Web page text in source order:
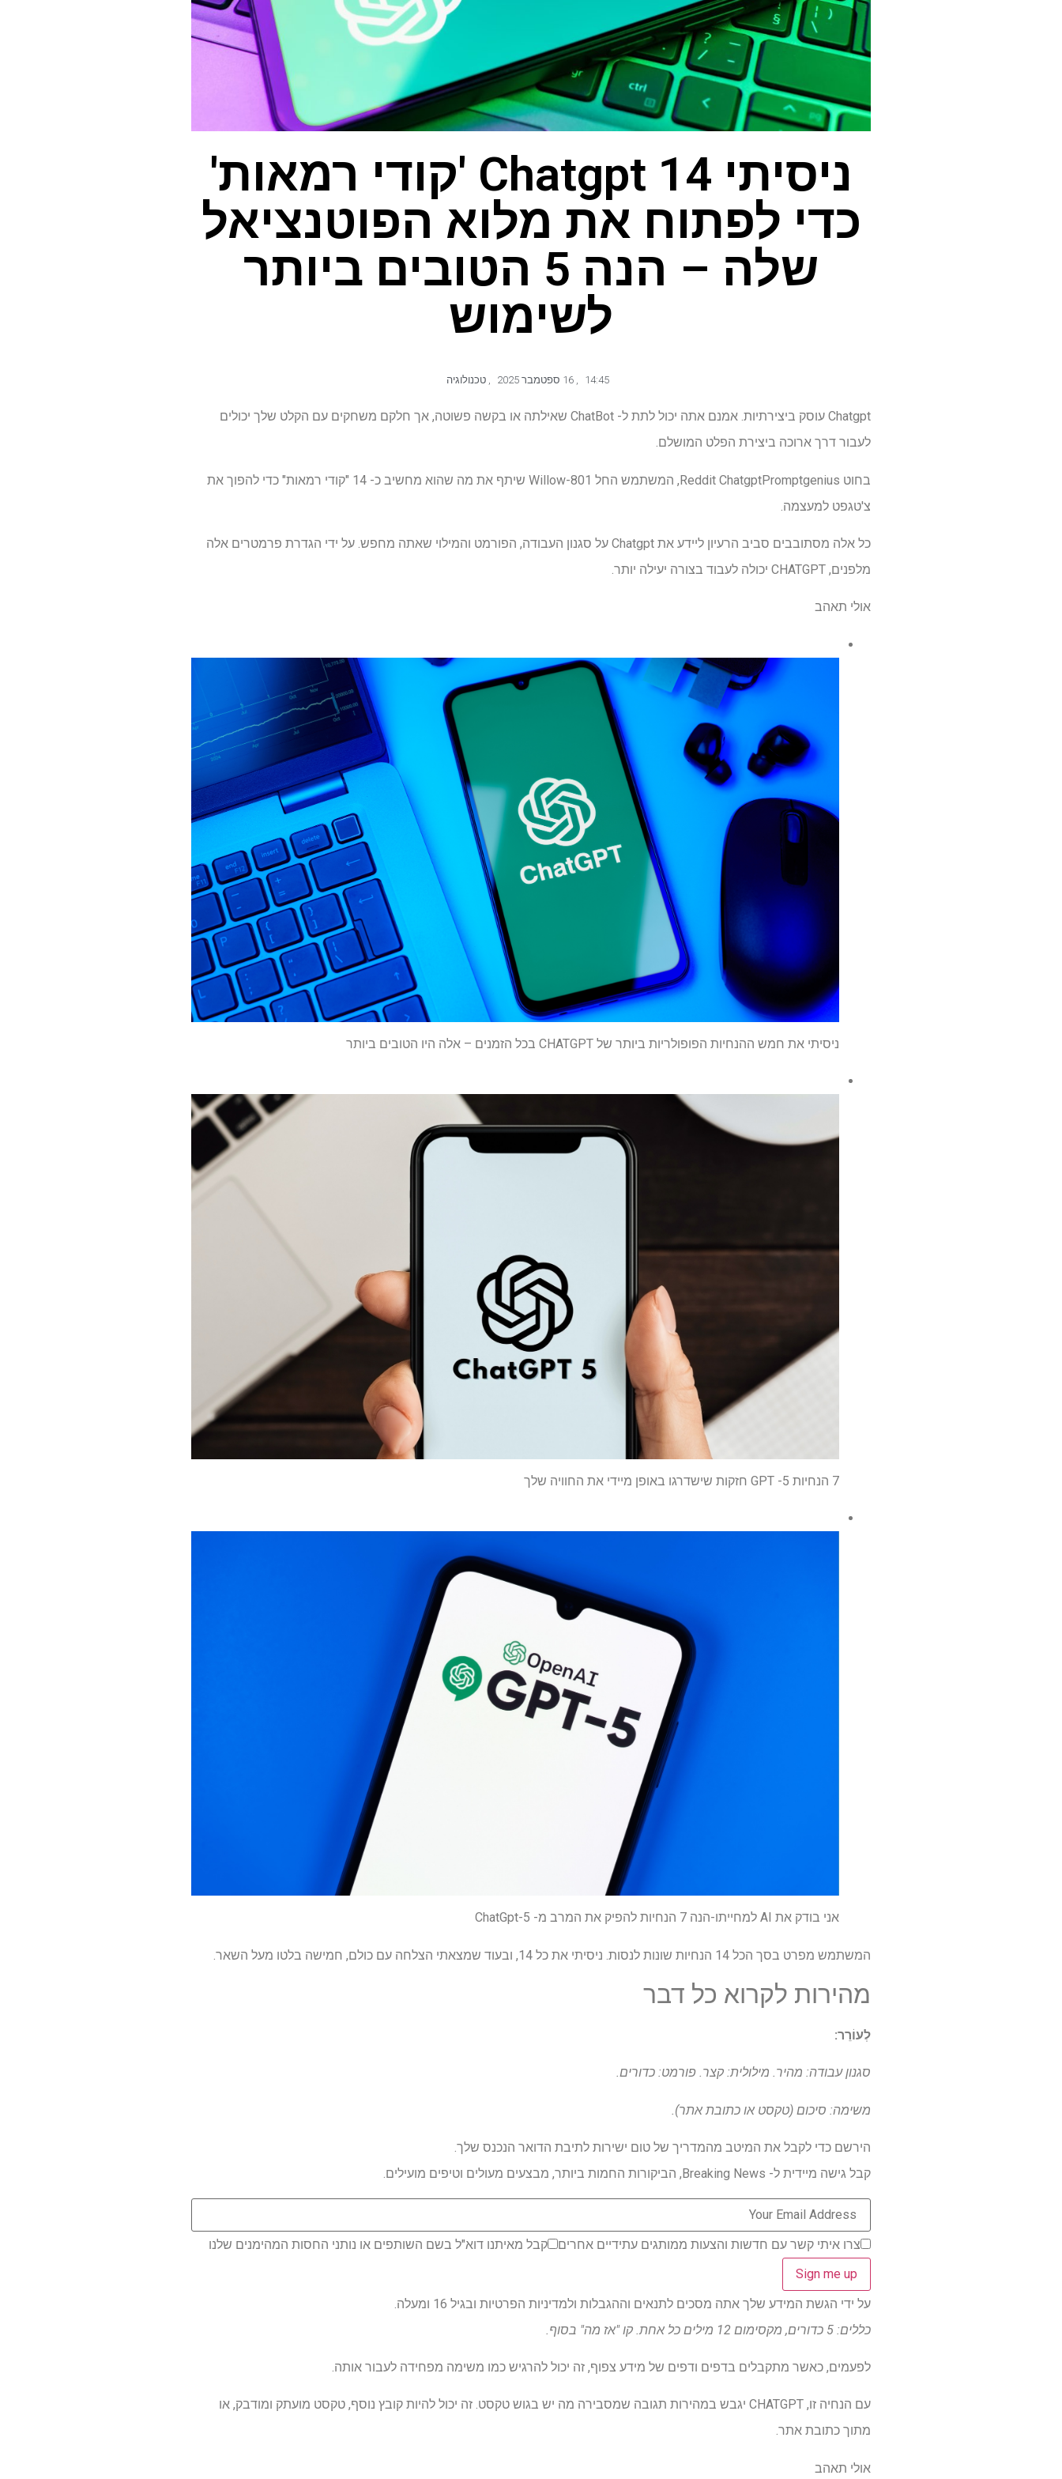
ניסיתי 14 Chatgpt 'קודי רמאות'
כדי לפתוח את מלוא הפוטנציאל
שלה – הנה 5 הטובים ביותר
לשימוש
14:45
,
, טכנולוגיה
Chatgpt עוסק ביצירתיות. אמנם אתה יכול לתת ל- ChatBot שאילתה או בקשה פשוטה, אך חלקם משחקים עם הקלט שלך יכולים
לעבור דרך ארוכה ביצירת הפלט המושלם.
בחוט Reddit ChatgptPromptgenius, המשתמש החל Willow-801 שיתף את מה שהוא מחשיב כ- 14 "קודי רמאות" כדי להפוך את
צ'טגפט למעצמה.
כל אלה מסתובבים סביב הרעיון ליידע את Chatgpt על סגנון העבודה, הפורמט והמילוי שאתה מחפש. על ידי הגדרת פרמטרים אלה
מלפנים, CHATGPT יכולה לעבוד בצורה יעילה יותר.
אולי תאהב
ניסיתי את חמש ההנחיות הפופולריות ביותר של CHATGPT בכל הזמנים – אלה היו הטובים ביותר
7 הנחיות GPT -5 חזקות שישדרגו באופן מיידי את החוויה שלך
אני בודק את AI למחייתו-הנה 7 הנחיות להפיק את המרב מ- ChatGpt-5
המשתמש מפרט בסך הכל 14 הנחיות שונות לנסות. ניסיתי את כל 14, ובעוד שמצאתי הצלחה עם כולם, חמישה בלטו מעל השאר.
מהירות לקרוא כל דבר
לְעוֹרֵר:
סגנון עבודה: מהיר. מילולית: קצר. פורמט: כדורים.
משימה: סיכום (טקסט או כתובת אתר).
הירשם כדי לקבל את המיטב מהמדריך של טום ישירות לתיבת הדואר הנכנס שלך.
קבל גישה מיידית ל- Breaking News, הביקורות החמות ביותר, מבצעים מעולים וטיפים מועילים.
צרו איתי קשר עם חדשות והצעות ממותגים עתידיים אחרים קבל מאיתנו דוא"ל בשם השותפים או נותני החסות המהימנים שלנו
על ידי הגשת המידע שלך אתה מסכים לתנאים וההגבלות ולמדיניות הפרטיות ובגיל 16 ומעלה.
כללים: 5 כדורים, מקסימום 12 מילים כל אחת. קו "אז מה" בסוף.
לפעמים, כאשר מתקבלים בדפים ודפים של מידע צפוף, זה יכול להרגיש כמו משימה מפחידה לעבור אותה.
עם הנחיה זו, CHATGPT יגבש במהירות תגובה שמסבירה מה יש בגוש טקסט. זה יכול להיות קובץ נוסף, טקסט מועתק ומודבק, או
מתוך כתובת אתר.
אולי תאהב